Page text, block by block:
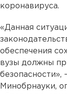
коронавируса.
«Данная
обеспечения
вузы должны
Минобрнауки,